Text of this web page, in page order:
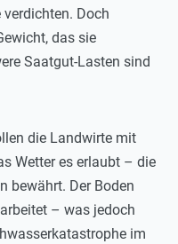
Doch
das sie
Saatgut-Lasten sind
die Landwirte mit
Wetter es erlaubt – die
bewährt. Der Boden
– was jedoch
im